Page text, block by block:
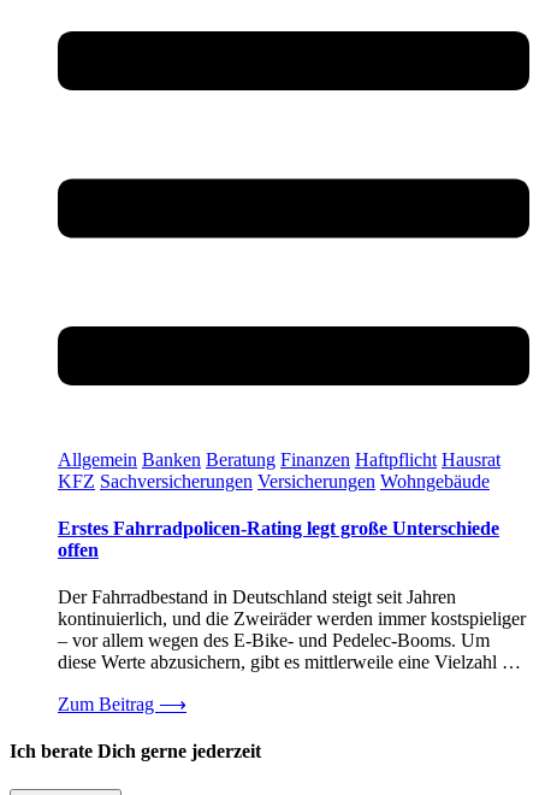
Allgemein Banken Beratung Finanzen Haftpflicht Hausrat
KFZ Sachversicherungen Versicherungen Wohngebäude
Erstes Fahrradpolicen-Rating legt große Unterschiede
offen
Der Fahrradbestand in Deutschland steigt seit Jahren
kontinuierlich, und die Zweiräder werden immer kostspieliger
– vor allem wegen des E-Bike- und Pedelec-Booms. Um
diese Werte abzusichern, gibt es mittlerweile eine Vielzahl …
Zum Beitrag ⟶
Ich berate Dich gerne jederzeit